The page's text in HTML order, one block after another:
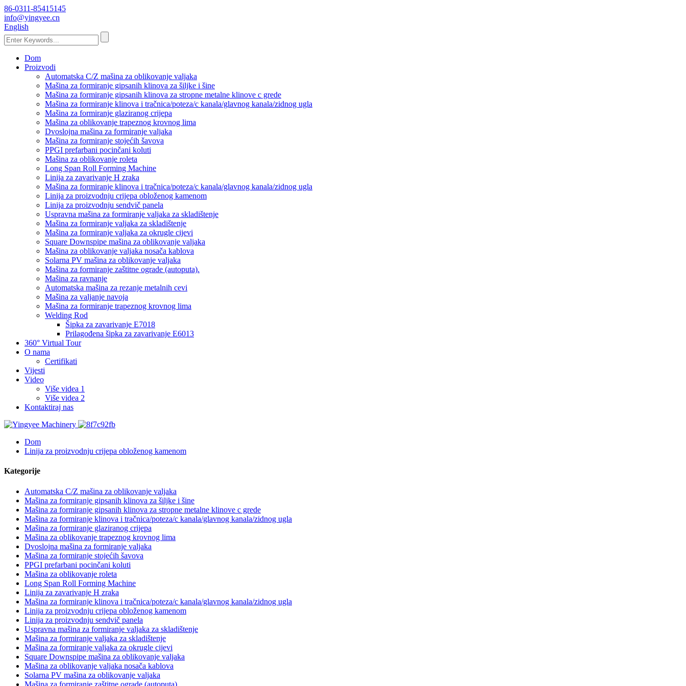
86-0311-85415145
info@yingyee.cn
English
Dom
Proizvodi
Automatska C/Z mašina za oblikovanje valjaka
Mašina za formiranje gipsanih klinova za šiljke i šine
Mašina za formiranje gipsanih klinova za stropne metalne klinove c grede
Mašina za formiranje klinova i tračnica/poteza/c kanala/glavnog kanala/zidnog ugla
Mašina za formiranje glaziranog crijepa
Mašina za oblikovanje trapeznog krovnog lima
Dvoslojna mašina za formiranje valjaka
Mašina za formiranje stojećih šavova
PPGI prefarbani pocinčani koluti
Mašina za oblikovanje roleta
Long Span Roll Forming Machine
Linija za zavarivanje H zraka
Mašina za formiranje klinova i tračnica/poteza/c kanala/glavnog kanala/zidnog ugla
Linija za proizvodnju crijepa obloženog kamenom
Linija za proizvodnju sendvič panela
Uspravna mašina za formiranje valjaka za skladištenje
Mašina za formiranje valjaka za skladištenje
Mašina za formiranje valjaka za okrugle cijevi
Square Downspipe mašina za oblikovanje valjaka
Mašina za oblikovanje valjaka nosača kablova
Solarna PV mašina za oblikovanje valjaka
Mašina za formiranje zaštitne ograde (autoputa).
Mašina za ravnanje
Automatska mašina za rezanje metalnih cevi
Mašina za valjanje navoja
Mašina za formiranje trapeznog krovnog lima
Welding Rod
Šipka za zavarivanje E7018
Prilagođena šipka za zavarivanje E6013
360° Virtual Tour
O nama
Certifikati
Vijesti
Video
Više videa 1
Više videa 2
Kontaktiraj nas
Dom
Linija za proizvodnju crijepa obloženog kamenom
Kategorije
Automatska C/Z mašina za oblikovanje valjaka
Mašina za formiranje gipsanih klinova za šiljke i šine
Mašina za formiranje gipsanih klinova za stropne metalne klinove c grede
Mašina za formiranje klinova i tračnica/poteza/c kanala/glavnog kanala/zidnog ugla
Mašina za formiranje glaziranog crijepa
Mašina za oblikovanje trapeznog krovnog lima
Dvoslojna mašina za formiranje valjaka
Mašina za formiranje stojećih šavova
PPGI prefarbani pocinčani koluti
Mašina za oblikovanje roleta
Long Span Roll Forming Machine
Linija za zavarivanje H zraka
Mašina za formiranje klinova i tračnica/poteza/c kanala/glavnog kanala/zidnog ugla
Linija za proizvodnju crijepa obloženog kamenom
Linija za proizvodnju sendvič panela
Uspravna mašina za formiranje valjaka za skladištenje
Mašina za formiranje valjaka za skladištenje
Mašina za formiranje valjaka za okrugle cijevi
Square Downspipe mašina za oblikovanje valjaka
Mašina za oblikovanje valjaka nosača kablova
Solarna PV mašina za oblikovanje valjaka
Mašina za formiranje zaštitne ograde (autoputa).